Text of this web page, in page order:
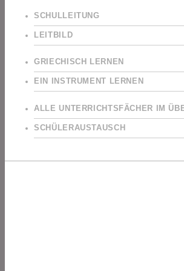
SCHULLEITUNG
LEITBILD
GRIECHISCH LERNEN
EIN INSTRUMENT LERNEN
ALLE UNTERRICHTSFÄCHER IM
SCHÜLERAUSTAUSCH